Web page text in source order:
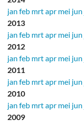
jan feb mrtapr mei jun
2013
jan feb mrtapr mei jun
2012
jan feb mrtapr mei jun
2011
jan feb mrtapr mei jun
2010
jan feb mrtapr mei jun
2009